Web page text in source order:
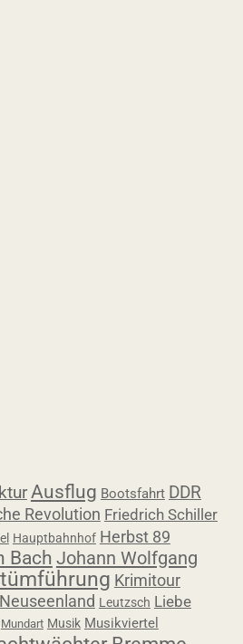
Ausflug Bootsfahrt DDR
Revolution Friedrich Schiller
Hauptbahnhof Herbst 89
Bach Johann Wolfgang
Krimitour
Leutzsch Liebe
Mundart Musik Musikviertel